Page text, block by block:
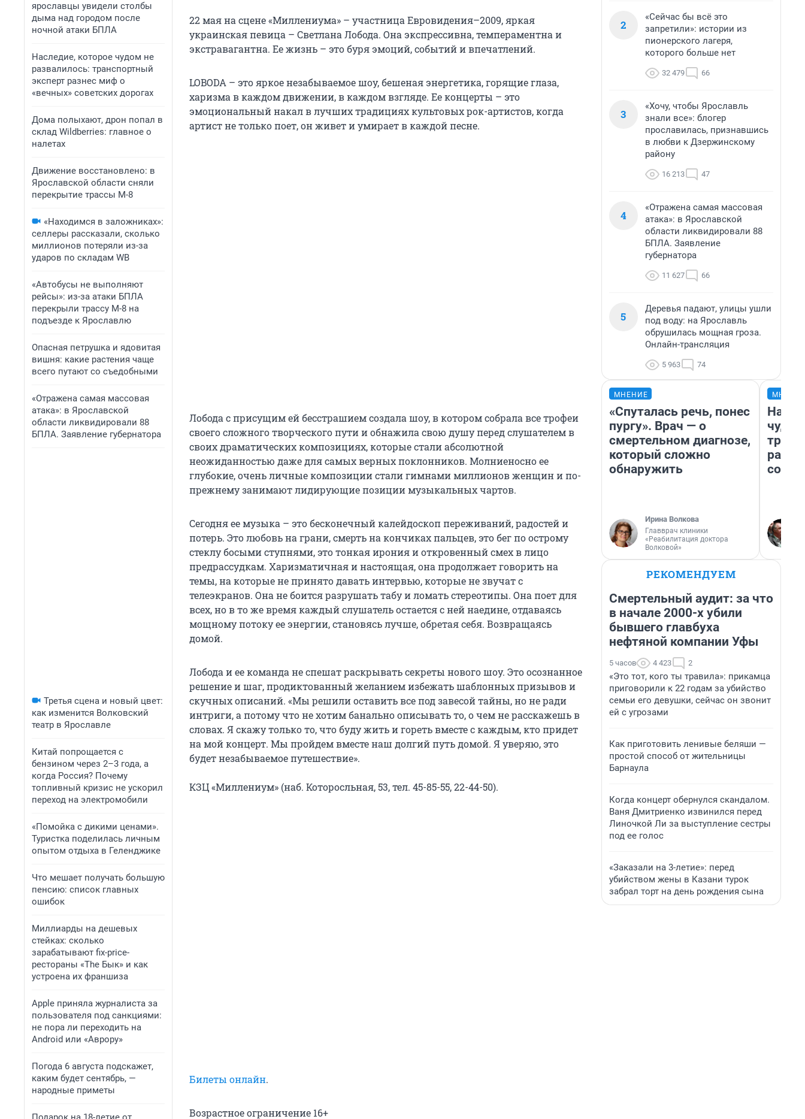
ярославцы увидели столбы
дыма над городом после
ночной атаки БПЛА
Наследие, которое чудом не
развалилось: транспортный
эксперт разнес миф о
«вечных» советских дорогах
Дома полыхают, дрон попал в
склад Wildberries: главное о
налетах
Движение восстановлено: в
Ярославской области сняли
перекрытие трассы М-8
«Находимся в заложниках»:
селлеры рассказали, сколько
миллионов потеряли из-за
ударов по складам WB
«Автобусы не выполняют
рейсы»: из-за атаки БПЛА
перекрыли трассу М-8 на
подъезде к Ярославлю
Опасная петрушка и ядовитая
вишня: какие растения чаще
всего путают со съедобными
«Отражена самая массовая
атака»: в Ярославской
области ликвидировали 88
БПЛА. Заявление губернатора
Третья сцена и новый цвет:
как изменится Волковский
театр в Ярославле
Китай попрощается с
бензином через 2–3 года, а
когда Россия? Почему
топливный кризис не ускорил
переход на электромобили
«Помойка с дикими ценами».
Туристка поделилась личным
опытом отдыха в Геленджике
Что мешает получать большую
пенсию: список главных
ошибок
Миллиарды на дешевых
стейках: сколько
зарабатывают fix-price-
рестораны «The Бык» и как
устроена их франшиза
Apple приняла журналиста за
пользователя под санкциями:
не пора ли переходить на
Android или «Аврору»
Погода 6 августа подскажет,
каким будет сентябрь, —
народные приметы
22 мая на сцене «Миллениума» – участница Евровидения–2009, яркая
украинская певица – Светлана Лобода. Она экспрессивна, темпераментна и
экстравагантна. Ее жизнь – это буря эмоций, событий и впечатлений.
LOBODA – это яркое незабываемое шоу, бешеная энергетика, горящие глаза,
харизма в каждом движении, в каждом взгляде. Ее концерты – это
эмоциональный накал в лучших традициях культовых рок-артистов, когда
артист не только поет, он живет и умирает в каждой песне.
Лобода с присущим ей бесстрашием создала шоу, в котором собрала все трофеи
своего сложного творческого пути и обнажила свою душу перед слушателем в
своих драматических композициях, которые стали абсолютной
неожиданностью даже для самых верных поклонников. Молниеносно ее
глубокие, очень личные композиции стали гимнами миллионов женщин и по-
прежнему занимают лидирующие позиции музыкальных чартов.
Сегодня ее музыка – это бесконечный калейдоскоп переживаний, радостей и
потерь. Это любовь на грани, смерть на кончиках пальцев, это бег по острому
стеклу босыми ступнями, это тонкая ирония и откровенный смех в лицо
предрассудкам. Харизматичная и настоящая, она продолжает говорить на
темы, на которые не принято давать интервью, которые не звучат с
телеэкранов. Она не боится разрушать табу и ломать стереотипы. Она поет для
всех, но в то же время каждый слушатель остается с ней наедине, отдаваясь
мощному потоку ее энергии, становясь лучше, обретая себя. Возвращаясь
домой.
Лобода и ее команда не спешат раскрывать секреты нового шоу. Это осознанное
решение и шаг, продиктованный желанием избежать шаблонных призывов и
скучных описаний. «Мы решили оставить все под завесой тайны, но не ради
интриги, а потому что не хотим банально описывать то, о чем не расскажешь в
словах. Я скажу только то, что буду жить и гореть вместе с каждым, кто придет
на мой концерт. Мы пройдем вместе наш долгий путь домой. Я уверяю, это
будет незабываемое путешествие».
КЗЦ «Миллениум» (наб. Которосльная, 53, тел. 45-85-55, 22-44-50).
Билеты онлайн.
Возрастное ограничение 16+
2
«Сейчас бы всё это
запретили»: истории из
пионерского лагеря,
которого больше нет
32 479 66
3
«Хочу, чтобы Ярославль
знали все»: блогер
прославилась, признавшись
в любви к Дзержинскому
району
16 213 47
4
«Отражена самая массовая
атака»: в Ярославской
области ликвидировали 88
БПЛА. Заявление
губернатора
11 627 66
5
Деревья падают, улицы ушли
под воду: на Ярославль
обрушилась мощная гроза.
Онлайн-трансляция
5 963 74
МНЕНИЕ
«Спуталась речь, понес
пургу». Врач — о
смертельном диагнозе,
который сложно
обнаружить
Ирина Волкова
Главврач клиники
«Реабилитация доктора
Волковой»
РЕКОМЕНДУЕМ
Смертельный аудит: за что
в начале 2000-х убили
бывшего главбуха
нефтяной компании Уфы
5 часов 4 423 2
«Это тот, кого ты травила»: прикамца
приговорили к 22 годам за убийство
семьи его девушки, сейчас он звонит
ей с угрозами
Как приготовить ленивые беляши —
простой способ от жительницы
Барнаула
Когда концерт обернулся скандалом.
Ваня Дмитриенко извинился перед
Линочкой Ли за выступление сестры
под ее голос
«Заказали на 3-летие»: перед
убийством жены в Казани турок
забрал торт на день рождения сына